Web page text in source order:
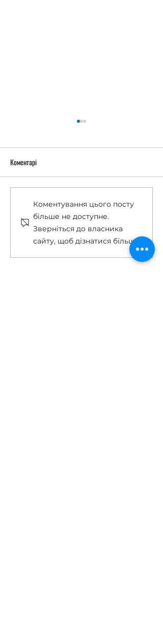
Дні сповнені креативу
Коментарі
Коментування цього посту
більше не доступне.
Зверніться до власника
сайту, щоб дізнатися більше.